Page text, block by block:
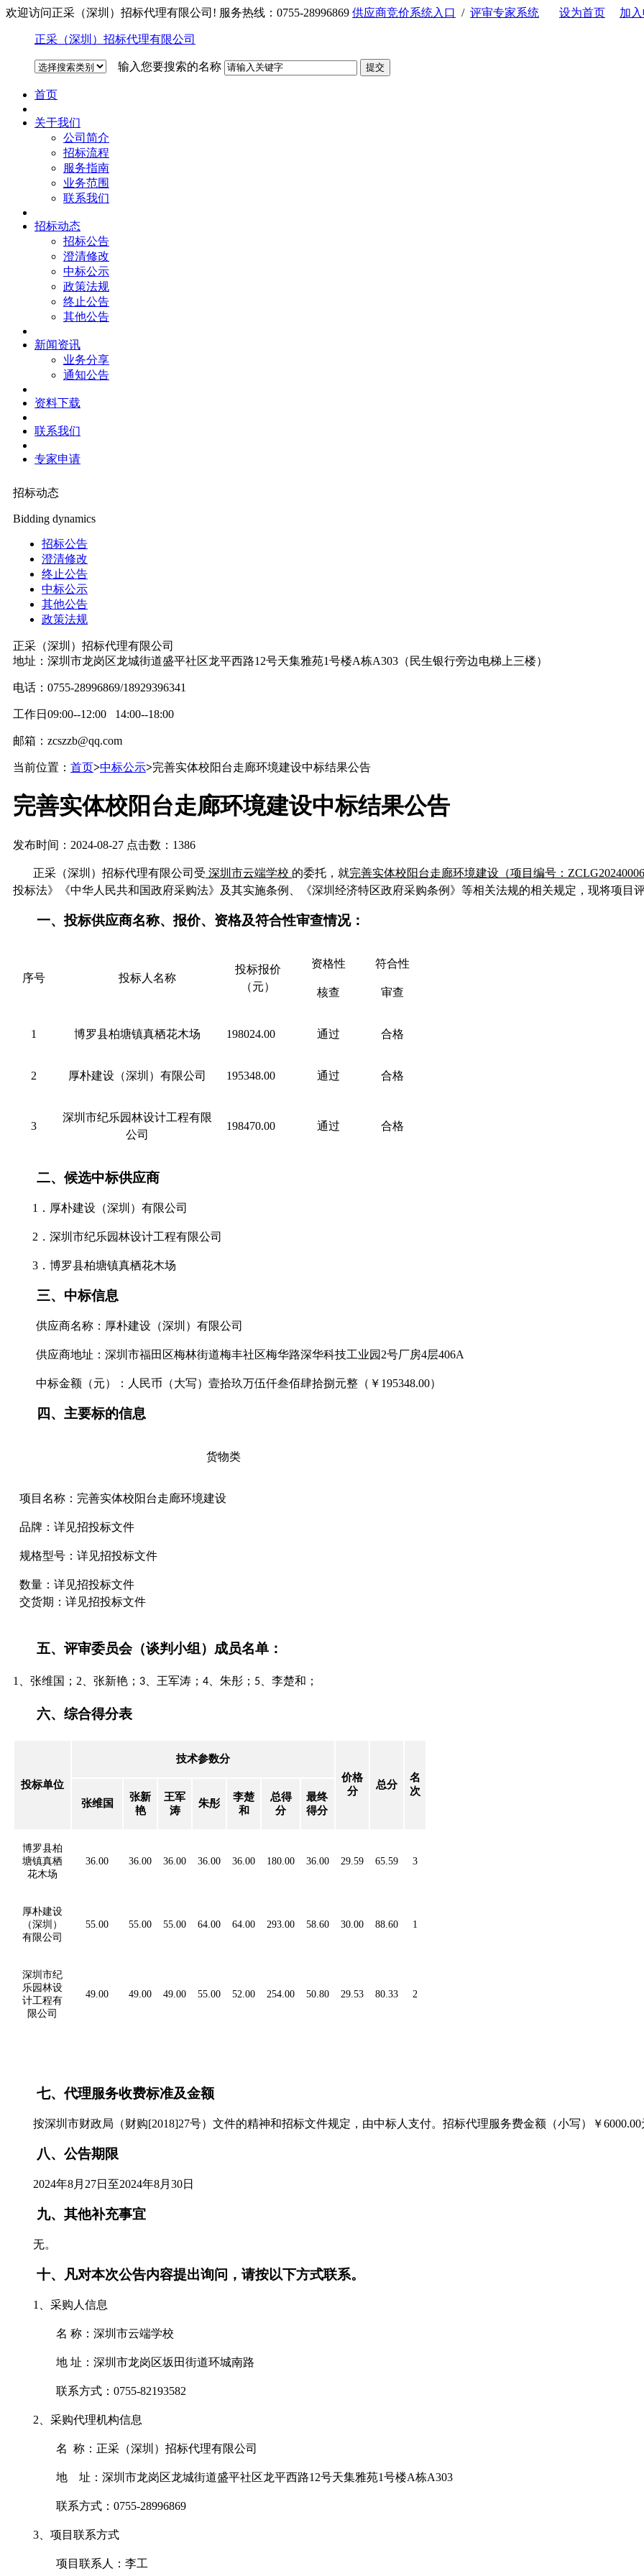
欢迎访问正采（深圳）招标代理有限公司! 服务热线：0755-28996869 供应商竞价系统入口 / 评审专家系统 设为首页 加
正采（深圳）招标代理有限公司
输入您要搜索的名称
首页
关于我们
公司简介
招标流程
服务指南
业务范围
联系我们
招标动态
招标公告
澄清修改
中标公示
政策法规
终止公告
其他公告
新闻资讯
业务分享
通知公告
资料下载
联系我们
专家申请
招标动态
Bidding dynamics
招标公告
澄清修改
终止公告
中标公示
其他公告
政策法规
正采（深圳）招标代理有限公司
地址：深圳市龙岗区龙城街道盛平社区龙平西路12号天集雅苑1号楼A栋A303（民生银行旁边电梯上三楼）
电话：0755-28996869/18929396341
工作日09:00--12:00 14:00--18:00
邮箱：zcszzb@qq.com
当前位置： 首页>中标公示>完善实体校阳台走廊环境建设中标结果公告
完善实体校阳台走廊环境建设中标结果公告
发布时间：2024-08-27 点击数：1386
正采（深圳）招标代理有限公司受 深圳市云端学校 的委托，就完善实体校阳台走廊环境建设 （项目编号：
投标法》《中华人民共和国政府采购法》及其实施条例、《深圳经济特区政府采购条例》等相关法规的相关规定，现将项目
一、投标供应商名称、报价、资格及符合性审查情况：
序号 投标人名称
投标报价
（元）
资格性
核查
符合性
审查
1 博罗县柏塘镇真栖花木场 198024.00 通过 合格
2 厚朴建设（深圳）有限公司 195348.00 通过 合格
3
深圳市纪乐园林设计工程有限
公司
198470.00 通过 合格
二、 候选中标供应商
1． 厚朴建设（深圳）有限公司
2． 深圳市纪乐园林设计工程有限公司
3． 博罗县柏塘镇真栖花木场
三、 中标信息
供应商名称： 厚朴建设（深圳）有限公司
供应商地址：深圳市福田区梅林街道梅丰社区梅华路深华科技工业园 2号厂房4层406A
中标金额（元）：人民币（大写）壹拾玖万伍仟叁佰肆拾捌元整（￥ 195348.00）
四、 主要标的信息
货物类
项目名称： 完善实体校阳台走廊环境建设
品牌：详见招投标文件
规格型号：详见招投标文件
数量：详见招投标文件
交货期：详见招投标文件
五、 评审委员会（谈判小组）成员名单：
1、张维国；2、张新艳； 3 王军涛 ； 4 朱彤 ； 5 李楚和 ；
六、 综合得分表
投标单位
技术参数分
价格
分
总分
名
次
张维国
张新
艳
王军
涛
朱彤
李楚
和
总得
分
最终
得分
博罗县柏
塘镇真栖
花木场
36.00 36.00 36.00 36.00 36.00 180.00 36.00 29.59 65.59 3
厚朴建设
（深圳）
有限公司
55.00 55.00 55.00 64.00 64.00 293.00 58.60 30.00 88.60 1
深圳市纪
乐园林设
计工程有
限公司
49.00 49.00 49.00 55.00 52.00 254.00 50.80 29.53 80.33 2
七、代理服务收费标准及金额
按深圳市财政局（财购[2018]27号）文件的精神和招标文件规定，由中标人支付。招标代理服务费金额（小写）￥6000.00
八、 公告期限
2024年8月 27日至2024年8月 30日
九、 其他补充事宜
无。
十、 凡对本次公告内容提出询问，请按以下方式联系。
1、采购人信息
名 称： 深圳市云端学校
地 址：深圳市龙岗区坂田街道环城南路
联系方式 ： 0755-82193582
2、采购代理机构信息
名 称：正采（深圳）招标代理有限公司
地 址： 深圳市龙岗区龙城街道盛平社区龙平西路12号天集雅苑1号楼A栋A303
联系方式： 0755-28996869
3、项目联系方式
项目联系人： 李工